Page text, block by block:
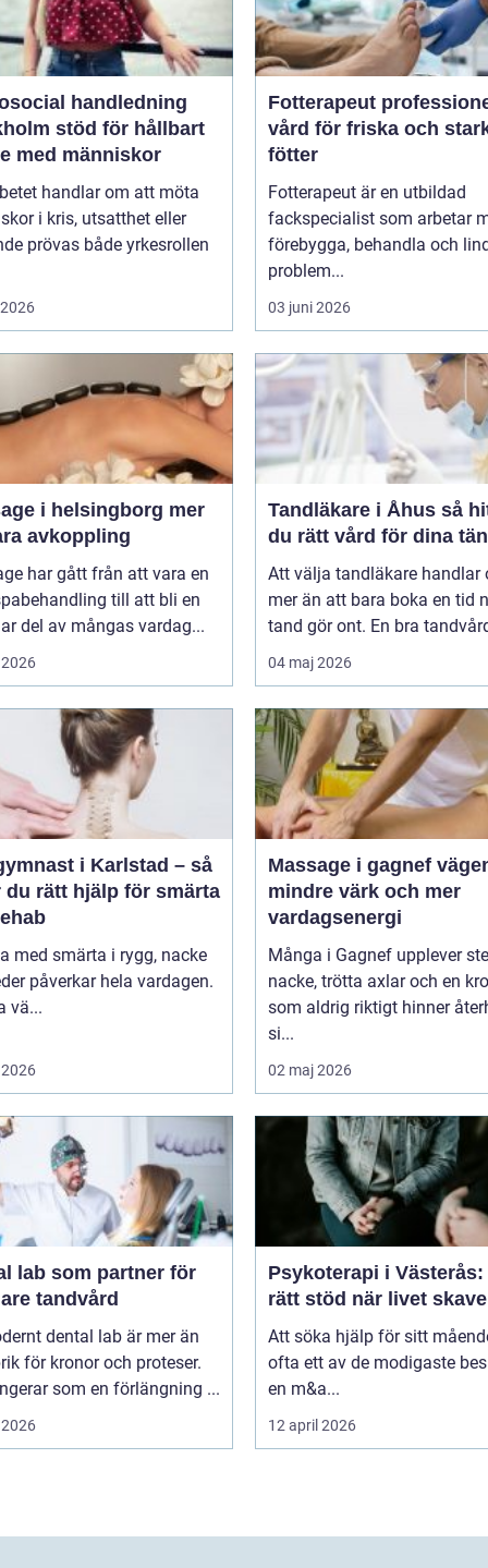
handledning
för hållbart
med människor
handlar om att möta
i kris, utsatthet eller
prövas både yrkesrollen
Fotterapeut professionell
vård för friska och
fötter
Fotterapeut är en utbildad
fackspecialist som arbetar
förebygga, behandla och
problem...
03 juni 2026
i helsingborg mer
avkoppling
har gått från att vara en
till att bli en
del av mångas vardag...
Tandläkare i Åhus så hittar
du rätt vård för dina
Att välja tandläkare handlar
mer än att bara boka en tid
tand gör ont. En bra
04 maj 2026
i Karlstad – så
du rätt hjälp för smärta
med smärta i rygg, nacke
påverkar hela vardagen.
vä...
Massage i gagnef vägen till
mindre värk och mer
vardagsenergi
Många i Gagnef upplever
nacke, trötta axlar och en
som aldrig riktigt hinner
si...
02 maj 2026
lab som partner för
tandvård
dental lab är mer än
för kronor och proteser.
som en förlängning ...
Psykoterapi i
rätt stöd när livet
Att söka hjälp för sitt
ofta ett av de modigaste
en m&a...
12 april 2026